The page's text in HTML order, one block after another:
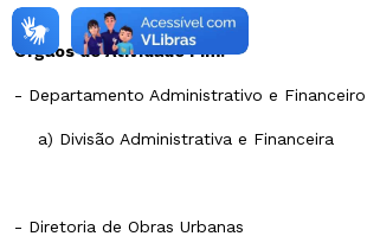
Órgãos de Atividade Fim:
- Departamento Administrativo e Financeiro
a) Divisão Administrativa e Financeira
- Diretoria de Obras Urbanas